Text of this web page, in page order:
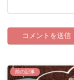
前の記事